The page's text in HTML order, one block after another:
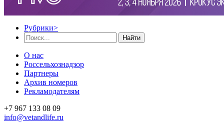
Рубрики>
Найти
О нас
Россельхознадзор
Партнеры
Архив номеров
Рекламодателям
+7 967 133 08 09
info@vetandlife.ru